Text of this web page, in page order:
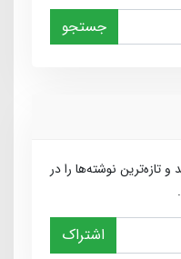
جستجو
تازه‌ترین نوشته‌ها را در
اشتراک